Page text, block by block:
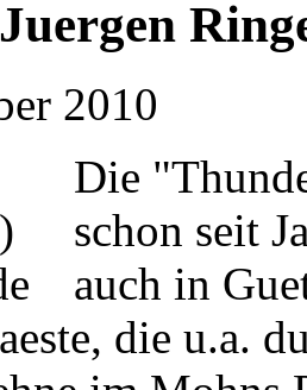
2010
Die
schon seit
auch in
die u.a.